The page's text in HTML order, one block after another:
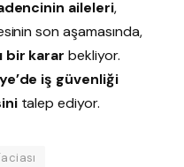
aileleri,
son aşamasında,
bir karar bekliyor.
iş güvenliği
talep ediyor.